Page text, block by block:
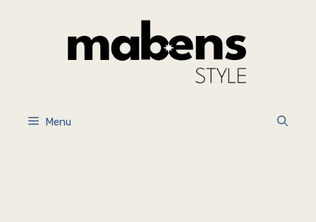
Menu